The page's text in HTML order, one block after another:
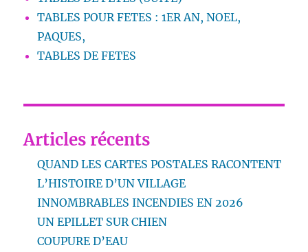
TABLES POUR FETES : 1ER AN, NOEL,
PAQUES,
TABLES DE FETES
Articles récents
QUAND LES CARTES POSTALES RACONTENT
L’HISTOIRE D’UN VILLAGE
INNOMBRABLES INCENDIES EN 2026
UN EPILLET SUR CHIEN
COUPURE D’EAU